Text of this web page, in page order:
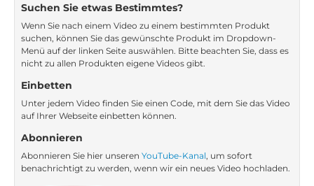
Suchen Sie etwas Bestimmtes?
Wenn Sie nach einem Video zu einem bestimmten Produkt
suchen, können Sie das gewünschte Produkt im Dropdown-
Menü auf der linken Seite auswählen. Bitte beachten Sie, dass es
nicht zu allen Produkten eigene Videos gibt.
Einbetten
Unter jedem Video finden Sie einen Code, mit dem Sie das Video
auf Ihrer Webseite einbetten können.
Abonnieren
Abonnieren Sie hier unseren YouTube-Kanal, um sofort
benachrichtigt zu werden, wenn wir ein neues Video hochladen.